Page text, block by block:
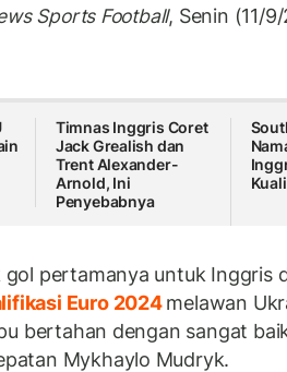
Sports Football, Senin (11/
Timnas Inggris Coret
Jack Grealish dan
Trent Alexander-
Arnold, Ini
Penyebabnya
pertamanya untuk Inggris
Euro 2024melawan
bertahan dengan sangat
Mykhaylo Mudryk.